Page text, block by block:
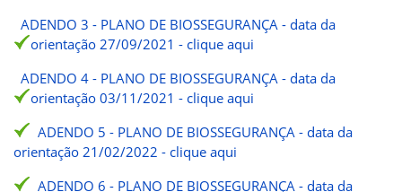
ADENDO 3 - PLANO DE BIOSSEGURANÇA - data da
orientação 27/09/2021 - clique aqui
ADENDO 4 - PLANO DE BIOSSEGURANÇA - data da
orientação 03/11/2021 - clique aqui
ADENDO 5 - PLANO DE BIOSSEGURANÇA - data da
orientação 21/02/2022 - clique aqui
ADENDO 6 - PLANO DE BIOSSEGURANÇA - data da